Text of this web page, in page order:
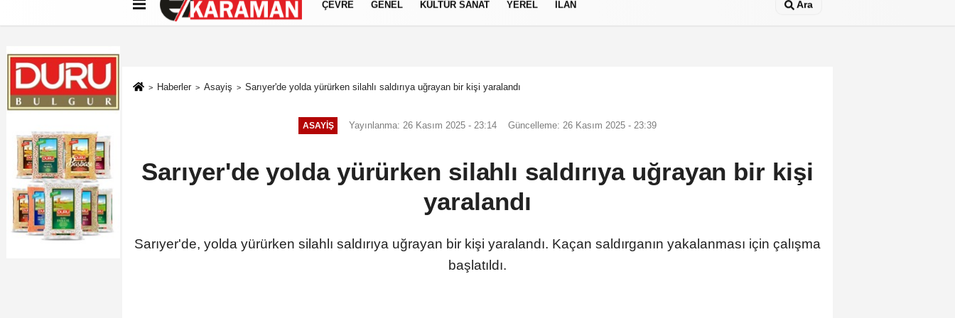
Künye İletişim Çerez Politikası Gizlilik İlkeleri
ÇEVRE GENEL KÜLTÜR SANAT YEREL İLAN Ara
Haberler Asayiş Sarıyer'de yolda yürürken silahlı saldırıya uğrayan bir kişi yaralandı
ASAYIŞ Yayınlanma: 26 Kasım 2025 - 23:14 Güncelleme: 26 Kasım 2025 - 23:39
Sarıyer'de yolda yürürken silahlı saldırıya uğrayan bir kişi
yaralandı
Sarıyer'de, yolda yürürken silahlı saldırıya uğrayan bir kişi yaralandı. Kaçan saldırganın yakalanması için çalışma
başlatıldı.